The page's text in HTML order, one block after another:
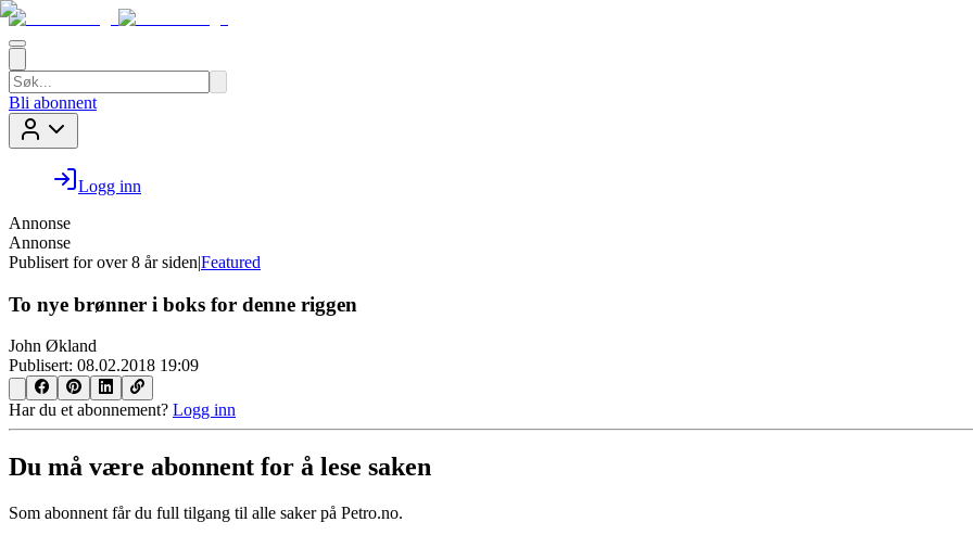
Bli abonnent
Logg inn
Annonse
Annonse
Publisert for over 8 år siden|Featured
To nye brønner i boks for denne riggen
John Økland
Publisert: 08.02.2018 19:09
Har du et abonnement? Logg inn
Du må være abonnent for å lese saken
Som abonnent får du full tilgang til alle saker på Petro.no.